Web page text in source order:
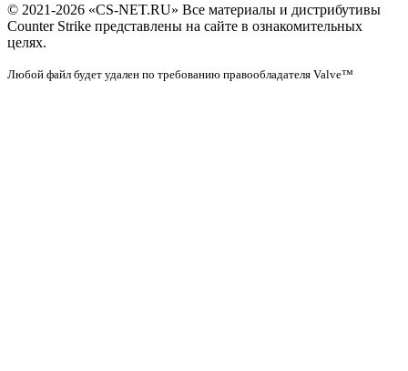
© 2021-2026 «CS-NET.RU» Все материалы и дистрибутивы
Counter Strike представлены на сайте в ознакомительных
целях.
Любой файл будет удален по требованию правообладателя Valve™